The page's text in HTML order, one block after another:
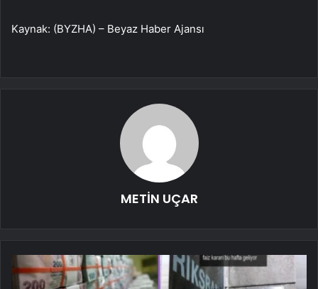
Kaynak: (BYZHA) – Beyaz Haber Ajansı
METİN UÇAR